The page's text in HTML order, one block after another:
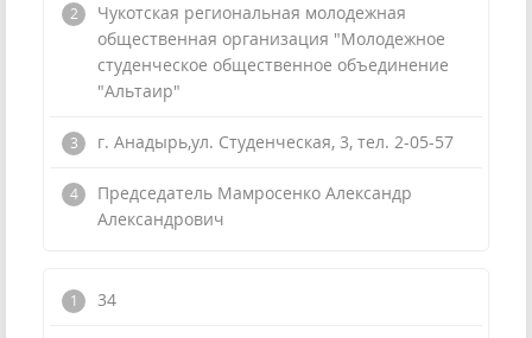
Чукотская региональная молодежная
общественная организация "Молодежное
студенческое общественное объединение
"Альтаир"
г. Анадырь,ул. Студенческая, 3, тел. 2-05-57
Председатель Мамросенко Александр
Александрович
34